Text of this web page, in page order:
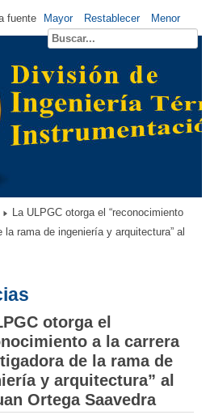
fuente Mayor Restablecer Menor
La ULPGC otorga el “reconocimiento
rama de ingeniería y arquitectura” al
otorga el
a la carrera
de la rama de
y arquitectura” al
Ortega Saavedra